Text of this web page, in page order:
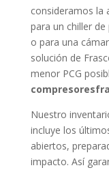
consideramos la
para un chiller
o para una
solución de
menor PCG
Nuestro
incluye los
abiertos,
impacto. Así